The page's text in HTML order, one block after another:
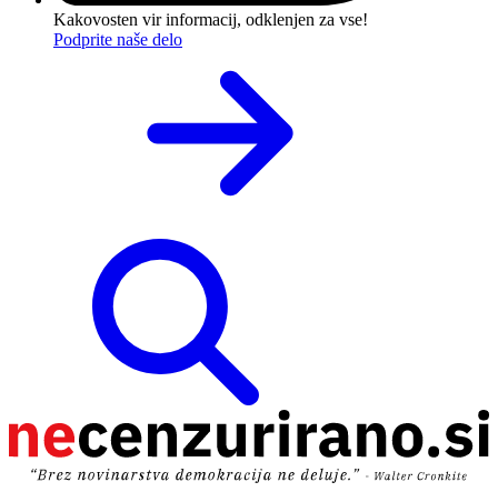
Kakovosten vir informacij, odklenjen za vse!
Podprite naše delo